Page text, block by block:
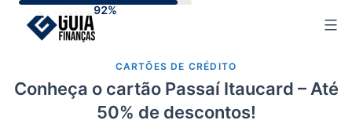
CARTÕES DE CRÉDITO
Conheça o cartão Passaí Itaucard – Até
50% de descontos!